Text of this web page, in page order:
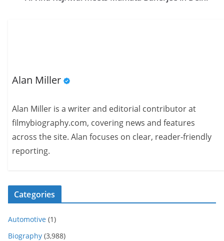
Alan Miller
Alan Miller is a writer and editorial contributor at
filmybiography.com, covering news and features
across the site. Alan focuses on clear, reader-friendly
reporting.
Categories
Automotive (1)
Biography (3,988)